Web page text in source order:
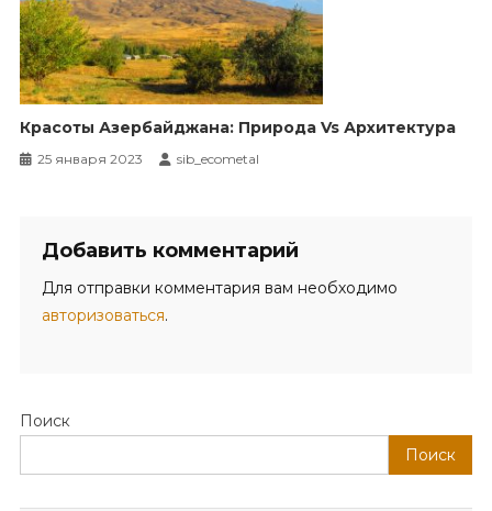
Красоты Азербайджана: Природа Vs Архитектура
25 января 2023 sib_ecometal
Добавить комментарий
Для отправки комментария вам необходимо
авторизоваться.
Поиск
Поиск